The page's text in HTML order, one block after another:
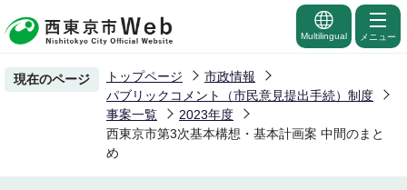
の
ー
Multilingual メニュー
現在のページ トップページ
市政情報
パブリックコメント（市民意見提出手続）制度
事案一覧
2023年度
西東京市第3次基本構想・基本計画案 中間のまと
め